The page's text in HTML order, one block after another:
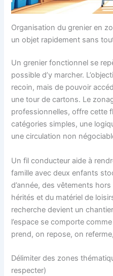
Organisation du grenier en
un objet rapidement sans
Un grenier fonctionnel se
possible d’y marcher.
recoin, mais de pouvoir
une tour de cartons. Le
professionnelles, offre cette
catégories simples, une
une circulation non
Un fil conducteur aide à
famille avec deux enfants
d’année, des vêtements
hérités et du matériel de
recherche devient un
l’espace se comporte
prend, on repose, on
Délimiter des zones
respecter)